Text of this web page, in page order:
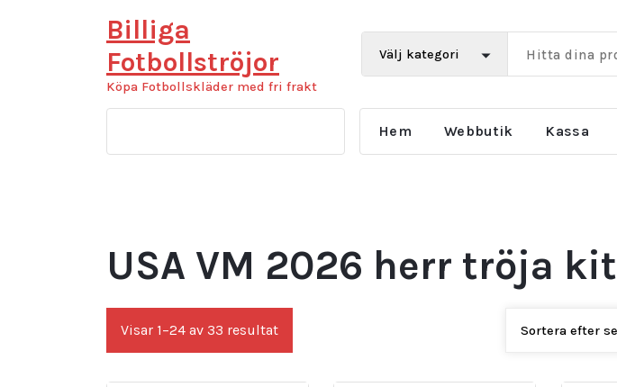
Billiga
Fotbollströjor
Köpa Fotbollskläder med fri frakt
Hem Webbutik Kassa
USA VM 2026 herr tröja kit
Visar 1–24 av 33 resultatSortera
efter